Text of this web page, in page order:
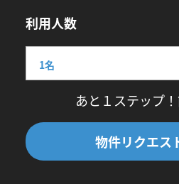
利用人数
あと１ステップ
物件リクエス